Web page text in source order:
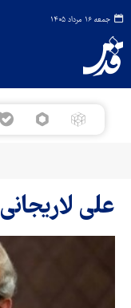
جمعه ۱۶ مرداد ۱۴۰۵
علی لاریجانی